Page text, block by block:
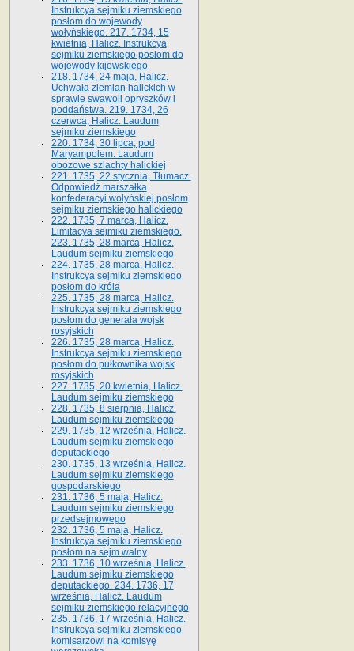
Instrukcya sejmiku ziemskiego
posłom do wojewody
wołyńskiego. 217. 1734, 15
kwietnia, Halicz. Instrukcya
sejmiku ziemskiego posłom do
wojewody kijowskiego
218. 1734, 24 maja, Halicz.
Uchwała ziemian halickich w
sprawie swawoli opryszków i
poddaństwa. 219. 1734, 26
czerwca, Halicz. Laudum
sejmiku ziemskiego
220. 1734, 30 lipca, pod
Maryampolem. Laudum
obozowe szlachty halickiej
221. 1735, 22 stycznia, Tłumacz.
Odpowiedź marszałka
konfederacyi wołyńskiej posłom
sejmiku ziemskiego halickiego
222. 1735, 7 marca, Halicz.
Limitacya sejmiku ziemskiego.
223. 1735, 28 marca, Halicz.
Laudum sejmiku ziemskiego
224. 1735, 28 marca, Halicz.
Instrukcya sejmiku ziemskiego
posłom do króla
225. 1735, 28 marca, Halicz.
Instrukcya sejmiku ziemskiego
posłom do generała wojsk
rosyjskich
226. 1735, 28 marca, Halicz.
Instrukcya sejmiku ziemskiego
posłom do pułkownika wojsk
rosyjskich
227. 1735, 20 kwietnia, Halicz.
Laudum sejmiku ziemskiego
228. 1735, 8 sierpnia, Halicz.
Laudum sejmiku ziemskiego
229. 1735, 12 września, Halicz.
Laudum sejmiku ziemskiego
deputackiego
230. 1735, 13 września, Halicz.
Laudum sejmiku ziemskiego
gospodarskiego
231. 1736, 5 maja, Halicz.
Laudum sejmiku ziemskiego
przedsejmowego
232. 1736, 5 maja, Halicz.
Instrukcya sejmiku ziemskiego
posłom na sejm walny
233. 1736, 10 września, Halicz.
Laudum sejmiku ziemskiego
deputackiego. 234. 1736, 17
września, Halicz. Laudum
sejmiku ziemskiego relacyjnego
235. 1736, 17 września, Halicz.
Instrukcya sejmiku ziemskiego
komisarzowi na komisyę